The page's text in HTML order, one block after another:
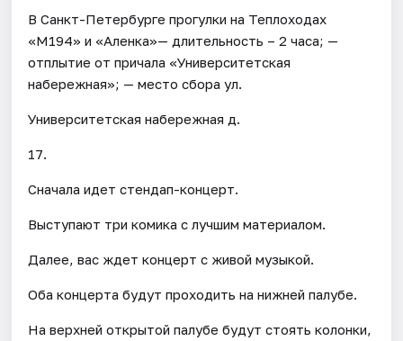
В Санкт-Петербурге прогулки на Теплоходах
«М194» и «Аленка»— длительность – 2 часа; —
отплытие от причала «Университетская
набережная»; — место сбора ул.
Университетская набережная д.
17.
Сначала идет стендап-концерт.
Выступают три комика с лучшим материалом.
Далее, вас ждет концерт с живой музыкой.
Оба концерта будут проходить на нижней палубе.
На верхней открытой палубе будут стоять колонки,